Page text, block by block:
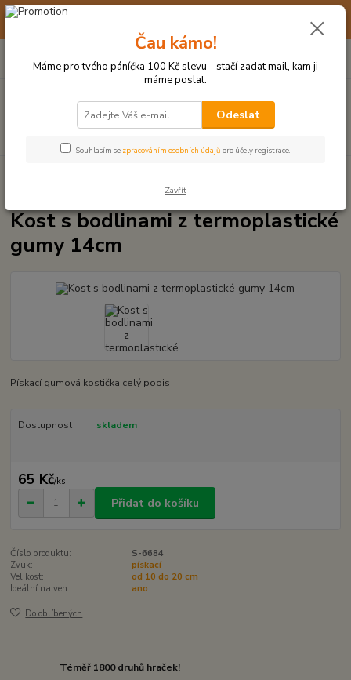
☀️ 10. - 14. SRPNA 2026 MÁME DOVOLENOU ☀️ OBJEDNÁVKY
po–pá: 9–17 hod.
za0 Kč
Kost s bodlinami z termoplastické
gumy 14cm
Pískací gumová kostička celý popis
Dostupnost skladem
65 Kč/ks
Přidat do košíku
Číslo produktu:
S-6684
Zvuk:
pískací
Velikost:
od 10 do 20 cm
Ideální na ven:
ano
Do oblíbených
Téměř 1800 druhů hraček!
Čau kámo!
Máme pro tvého páníčka 100 Kč slevu - stačí zadat mail, kam ji
máme poslat.
Odeslat
Souhlasím se zpracováním osobních údajů pro účely registrace.
Zavřít